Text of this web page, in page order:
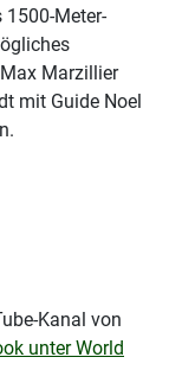
1500-Meter-
Marzillier
mit Guide Noel
Kanal von
unter World